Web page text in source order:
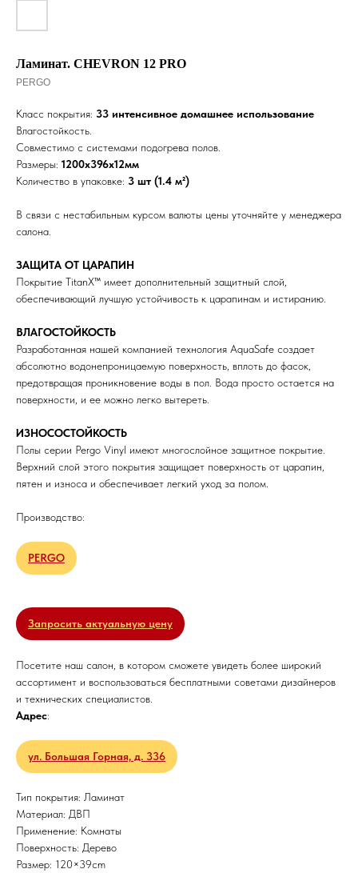
Ламинат. CHEVRON 12 PRO
PERGO
Класс покрытия: 33 интенсивное домашнее использование
Влагостойкость.
Совместимо с системами подогрева полов.
Размеры: 1200х396х12мм
Количество в упаковке: 3 шт (1.4 м²)
В связи с нестабильным курсом валюты цены уточняйте у менеджера
салона.
ЗАЩИТА ОТ ЦАРАПИН
Покрытие TitanX™ имеет дополнительный защитный слой,
обеспечивающий лучшую устойчивость к царапинам и истиранию.
ВЛАГОСТОЙКОСТЬ
Разработанная нашей компанией технология AquaSafe создает
абсолютно водонепроницаемую поверхность, вплоть до фасок,
предотвращая проникновение воды в пол. Вода просто остается на
поверхности, и ее можно легко вытереть.
ИЗНОСОСТОЙКОСТЬ
Полы серии Pergo Vinyl имеют многослойное защитное покрытие.
Верхний слой этого покрытия защищает поверхность от царапин,
пятен и износа и обеспечивает легкий уход за полом.
Производство:
PERGO
Запросить актуальную цену
Посетите наш салон, в котором сможете увидеть более широкий
ассортимент и воспользоваться бесплатными советами дизайнеров
и технических специалистов.
Адрес:
ул. Большая Горная, д. 336
Тип покрытия: Ламинат
Материал: ДВП
Применение: Комнаты
Поверхность: Дерево
Размер: 120×39cm